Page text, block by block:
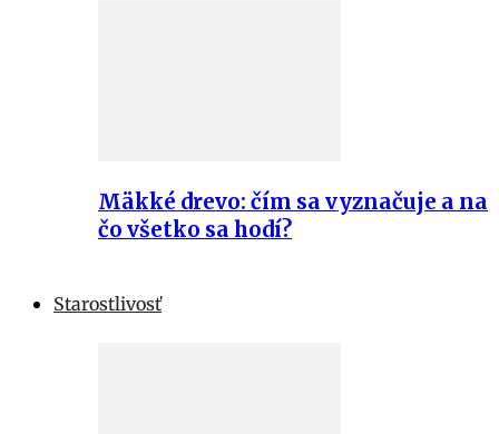
Mäkké drevo: čím sa vyznačuje a na
čo všetko sa hodí?
Starostlivosť